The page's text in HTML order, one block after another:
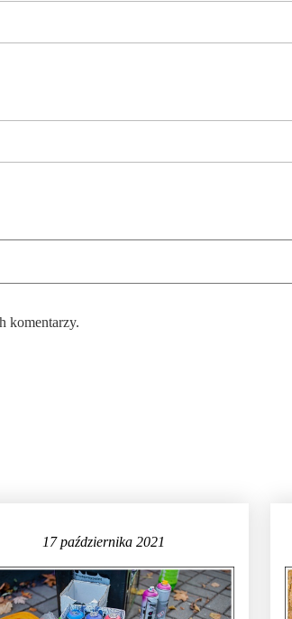
komentarzy.
17 października 2021